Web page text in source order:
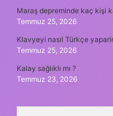
Maraş depreminde kaç kişi
Temmuz 25, 2026
Klavyeyi nasıl Türkçe
Temmuz 25, 2026
Kalay sağlıklı mı ?
Temmuz 23, 2026